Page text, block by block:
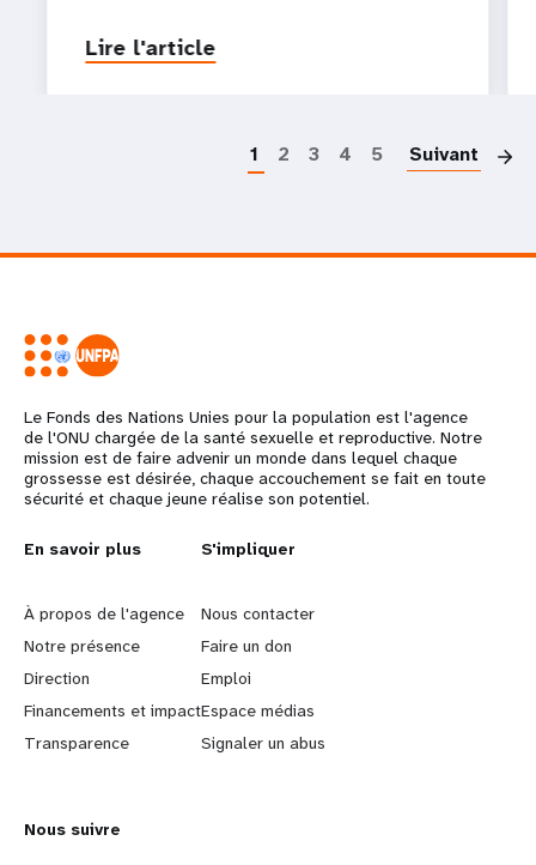
Lire l'article
1 2 3 4 5 Suivant
Le Fonds des Nations Unies pour la population est l'agence
de l'ONU chargée de la santé sexuelle et reproductive. Notre
mission est de faire advenir un monde dans lequel chaque
grossesse est désirée, chaque accouchement se fait en toute
sécurité et chaque jeune réalise son potentiel.
L
e
a
r
n
o
En savoir plus
À propos de l'agence
Notre présence
Direction
Financements et impact
Transparence
G
o
b
e
y
S'impliquer
Nous contacter
Faire un don
Emploi
Espace médias
Signaler un abus
Nous suivre